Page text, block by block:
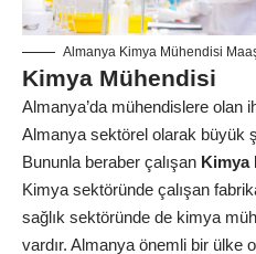
Almanya Kimya Mühendisi
Kimya Mühendisi
Almanya’da mühendislere olan
Almanya sektörel olarak büyük
Bununla beraber çalışan Kimya
Kimya sektöründe çalışan
sağlık sektöründe de kimya
vardır. Almanya önemli bir ülke